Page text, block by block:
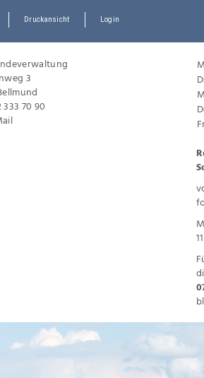
Druckansicht Login
3
333 70 90